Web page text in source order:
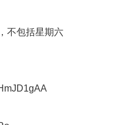
不包括星期六